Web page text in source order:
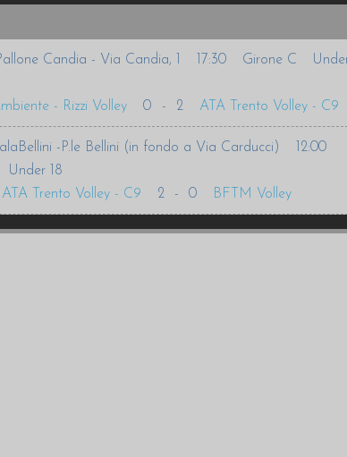
Candia - Via Candia, 1 17:30 Girone C
- Rizzi Volley
0 - 2 ATA Trento Volley - C9
-P.le Bellini (in fondo a Via Carducci)
12:00
Under 18
ATA Trento Volley - C9
2 - 0 BFTM Volley